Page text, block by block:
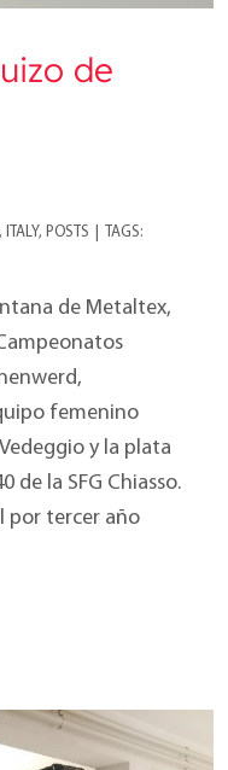
de
, ITALY, POSTS
TAGS:
de Metaltex,
femenino
y la plata
de la SFG Chiasso.
por tercer año